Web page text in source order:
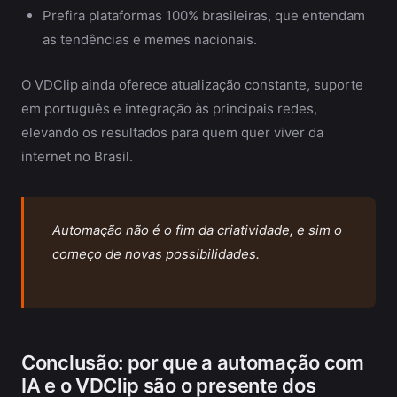
Prefira plataformas 100% brasileiras, que entendam
as tendências e memes nacionais.
O VDClip ainda oferece atualização constante, suporte
em português e integração às principais redes,
elevando os resultados para quem quer viver da
internet no Brasil.
Automação não é o fim da criatividade, e sim o
começo de novas possibilidades.
Conclusão: por que a automação com
IA e o VDClip são o presente dos